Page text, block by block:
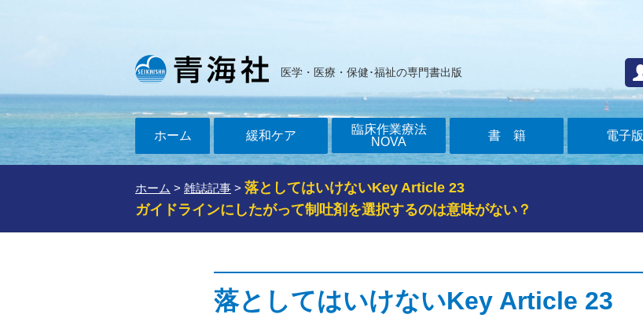
医学・医療・保健･福祉の専門書出版
ホーム 緩和ケア
臨床作業療法
NOVA
書籍 電子版
ホーム > 雑誌記事 > 落としてはいけないKey Article 23
ガイドラインにしたがって制吐剤を選択するのは意味がない？
落としてはいけないKey Article 23